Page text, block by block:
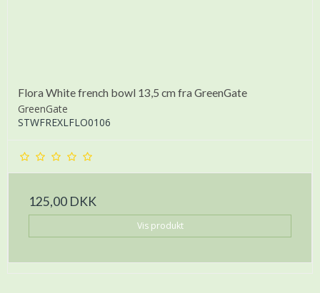
Flora White french bowl 13,5 cm fra GreenGate
GreenGate
STWFREXLFLO0106
125,00 DKK
Vis produkt